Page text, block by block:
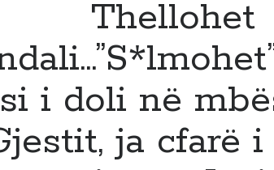
Thellohet
i doli në
ja cfarë